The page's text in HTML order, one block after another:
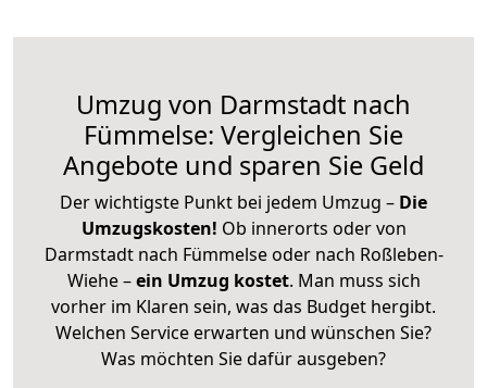
Umzug von Darmstadt nach
Fümmelse: Vergleichen Sie
Angebote und sparen Sie Geld
Der wichtigste Punkt bei jedem Umzug – Die
Umzugskosten! Ob innerorts oder von
Darmstadt nach Fümmelse oder nach Roßleben-
Wiehe –ein Umzug kostet. Man muss sich
vorher im Klaren sein, was das Budget hergibt.
Welchen Service erwarten und wünschen Sie?
Was möchten Sie dafür ausgeben?